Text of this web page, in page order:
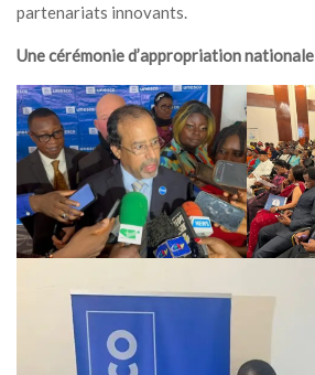
partenariats innovants.
Une cérémonie d’appropriation nationale